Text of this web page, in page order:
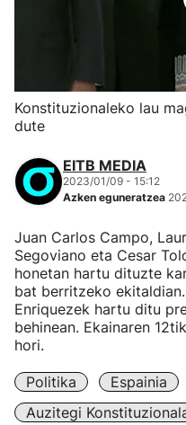
Konstituzionaleko lau
dute
EITB MEDIA
2023/01/09 - 15:12
Azken eguneratzea
Juan Carlos Campo,
Segoviano eta Cesar
honetan hartu dituzte
bat berritzeko
Enriquezek hartu ditu
behinean. Ekainaren
hori.
Politika Espainia
Auzitegi